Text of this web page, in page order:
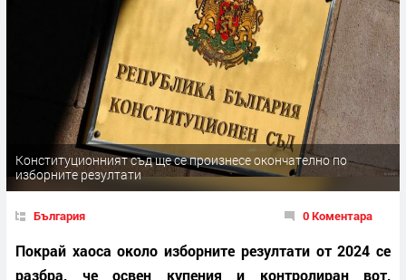
Конституционният съд ще се произнесе окончателно по
изборните резултати
България 0 Коментара
Покрай хаоса около изборните резултати от 2024 се
разбра, че освен купения и контролиран вот,